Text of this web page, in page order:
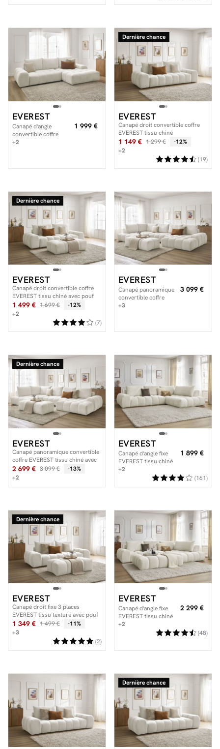
EVEREST
Canapé d'angle
convertible coffre
EVEREST tissu chiné
1 999 €
+2
Dernière chance
EVEREST
Canapé droit convertible coffre
EVEREST tissu chiné
1 149 € 1 299 €
-12%
+2
(19)
Dernière chance
EVEREST
Canapé droit convertible coffre
EVEREST tissu chiné avec pouf
1 499 € 1 699 €
-12%
+2
(7)
EVEREST
Canapé panoramique
convertible coffre
EVEREST tissu texturé
3 099 €
+3
Dernière chance
EVEREST
Canapé panoramique convertible
coffre EVEREST tissu chiné avec
pouf
2 699 € 3 099 €
-13%
+2
EVEREST
Canapé d'angle fixe
EVEREST tissu chiné
1 899 €
+2
(161)
Dernière chance
EVEREST
Canapé droit fixe 3 places
EVEREST tissu texturé avec pouf
1 349 € 1 499 €
-11%
+3
(2)
EVEREST
Canapé d'angle fixe
EVEREST tissu chiné
avec pouf
2 299 €
+2
(48)
Dernière chance